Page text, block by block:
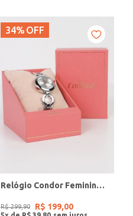
34% OFF
Relógio Condor Feminino PRATA
R$ 299,90 R$ 199,00